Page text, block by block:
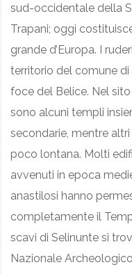
sud-occidentale della
Trapani; oggi
grande d’Europa. I
territorio del comune di
foce del Belice. Nel
sono alcuni templi
secondarie, mentre
poco lontana. Molti
avvenuti in epoca
anastilosi hanno
completamente il
scavi di Selinunte si
Nazionale